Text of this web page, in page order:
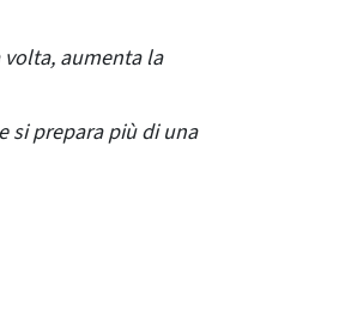
volta, aumenta la
si prepara più di una